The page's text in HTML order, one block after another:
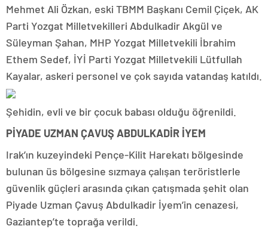
Mehmet Ali Özkan, eski TBMM Başkanı Cemil Çiçek, AK
Parti Yozgat Milletvekilleri Abdulkadir Akgül ve
Süleyman Şahan, MHP Yozgat Milletvekili İbrahim
Ethem Sedef, İYİ Parti Yozgat Milletvekili Lütfullah
Kayalar, askeri personel ve çok sayıda vatandaş katıldı.
Şehidin, evli ve bir çocuk babası olduğu öğrenildi.
PİYADE UZMAN ÇAVUŞ ABDULKADİR İYEM
Irak’ın kuzeyindeki Pençe-Kilit Harekatı bölgesinde
bulunan üs bölgesine sızmaya çalışan teröristlerle
güvenlik güçleri arasında çıkan çatışmada şehit olan
Piyade Uzman Çavuş Abdulkadir İyem’in cenazesi,
Gaziantep’te toprağa verildi.